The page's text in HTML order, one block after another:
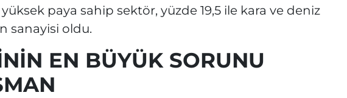
paya sahip sektör, yüzde 19,5 ile kara ve deniz
sanayisi oldu.
EN BÜYÜK SORUNU